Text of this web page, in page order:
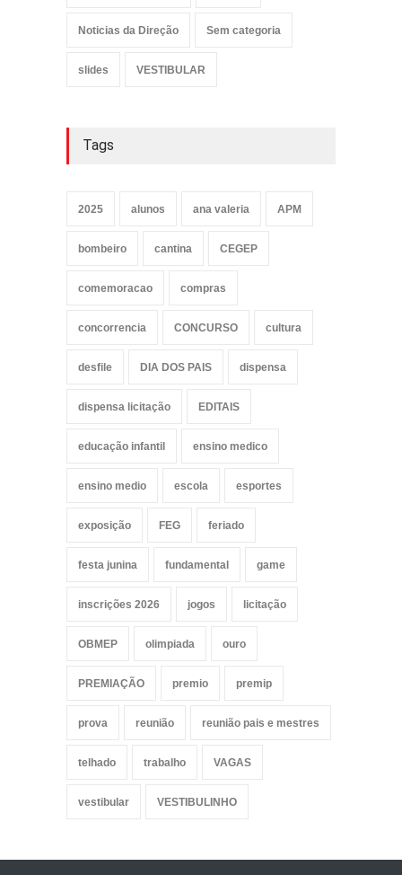
Noticias da Direção Sem categoria
slides VESTIBULAR
Tags
2025 alunos ana valeria APM
bombeiro cantina CEGEP
comemoracao compras
concorrencia CONCURSO cultura
desfile DIA DOS PAIS dispensa
dispensa licitação EDITAIS
educação infantil ensino medico
ensino medio escola esportes
exposição FEG feriado
festa junina fundamental game
inscrições 2026 jogos licitação
OBMEP olimpiada ouro
PREMIAÇÃO premio premip
prova reunião reunião pais e mestres
telhado trabalho VAGAS
vestibular VESTIBULINHO